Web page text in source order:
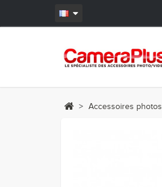
> Accessoires photos